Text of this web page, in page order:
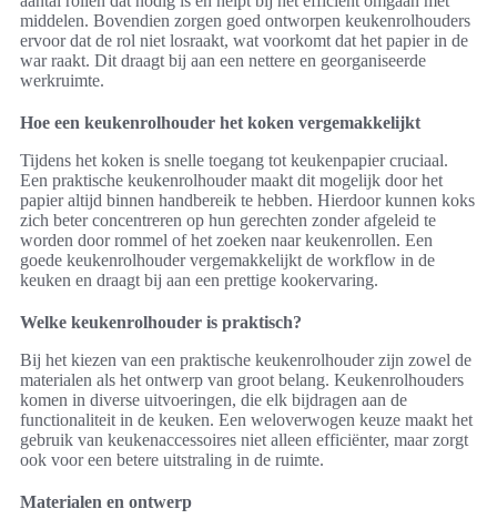
middelen. Bovendien zorgen goed ontworpen keukenrolhouders
ervoor dat de rol niet losraakt, wat voorkomt dat het papier in de
war raakt. Dit draagt bij aan een nettere en georganiseerde
werkruimte.
Hoe een keukenrolhouder het koken vergemakkelijkt
Tijdens het koken is snelle toegang tot keukenpapier cruciaal.
Een praktische keukenrolhouder maakt dit mogelijk door het
papier altijd binnen handbereik te hebben. Hierdoor kunnen koks
zich beter concentreren op hun gerechten zonder afgeleid te
worden door rommel of het zoeken naar keukenrollen. Een
goede keukenrolhouder vergemakkelijkt de workflow in de
keuken en draagt bij aan een prettige kookervaring.
Welke keukenrolhouder is praktisch?
Bij het kiezen van een praktische keukenrolhouder zijn zowel de
materialen als het ontwerp van groot belang. Keukenrolhouders
komen in diverse uitvoeringen, die elk bijdragen aan de
functionaliteit in de keuken. Een weloverwogen keuze maakt het
gebruik van keukenaccessoires niet alleen efficiënter, maar zorgt
ook voor een betere uitstraling in de ruimte.
Materialen en ontwerp